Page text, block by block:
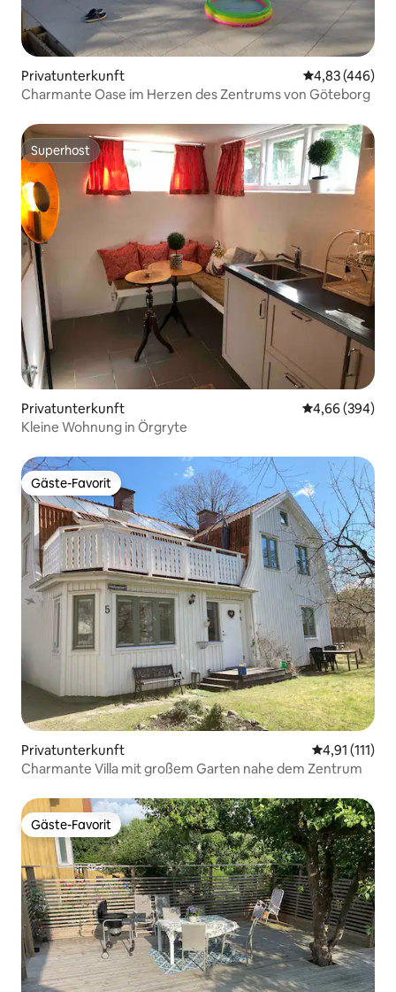
Privatunterkunft
4,83 (446)
Charmante Oase im Herzen des Zentrums von Göteborg
Superhost
Superhost
Privatunterkunft
4,66 (394)
Kleine Wohnung in Örgryte
Gäste-Favorit
Gäste-Favorit
Privatunterkunft
4,91 (111)
Charmante Villa mit großem Garten nahe dem Zentrum
Gäste-Favorit
Gäste-Favorit